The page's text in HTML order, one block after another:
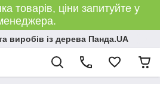
товарів, ціни запитуйте у
виробів із дерева Панда.UA